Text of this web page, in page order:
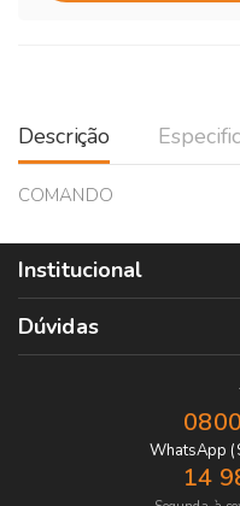
Descrição
COMANDO
Institucional
Dúvidas
WhatsApp
14